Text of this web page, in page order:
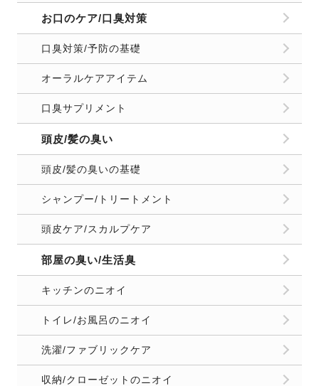
お口のケア/口臭対策
口臭対策/予防の基礎
オーラルケアアイテム
口臭サプリメント
頭皮/髪の臭い
頭皮/髪の臭いの基礎
シャンプー/トリートメント
頭皮ケア/スカルプケア
部屋の臭い/生活臭
キッチンのニオイ
トイレ/お風呂のニオイ
洗濯/ファブリックケア
収納/クローゼットのニオイ